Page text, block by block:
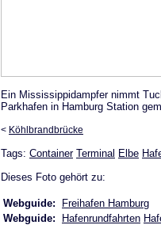
Ein Mississippidampfer nimmt
Parkhafen in Hamburg Station
< Köhlbrandbrücke
Tags: Container Terminal Elbe
Dieses Foto gehört zu:
Webguide:
Freihafen Hamburg
Webguide:
Hafenrundfahrten